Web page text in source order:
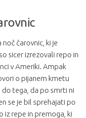
čarovnic, ki je
sicer izrezovali repo in
v Ameriki. Ampak
o pijanem kmetu
do tega, da po smrti ni
se je bil sprehajati po
iz repe in premoga, ki